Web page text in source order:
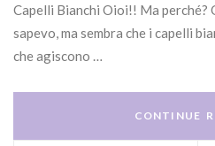
Capelli Bianchi Oioi!! Ma perché?
sapevo, ma sembra che i capelli
che agiscono …
CONTINUE